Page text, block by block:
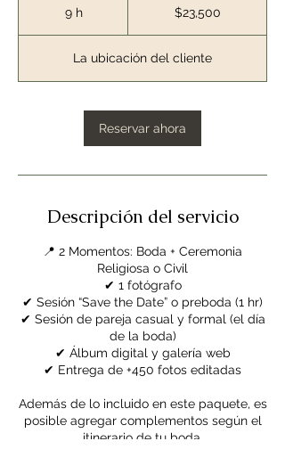
9 h9 $23,500
La ubicación del cliente
Reservar ahora
Descripción del servicio
📍 2 Momentos: Boda + Ceremonia
Religiosa o Civil
✔ 1 fotógrafo
✔ Sesión “Save the Date” o preboda (1 hr)
✔ Sesión de pareja casual y formal (el día
de la boda)
✔ Álbum digital y galería web
✔ Entrega de +450 fotos editadas
Además de lo incluido en este paquete, es
posible agregar complementos según el
itinerario de tu boda.